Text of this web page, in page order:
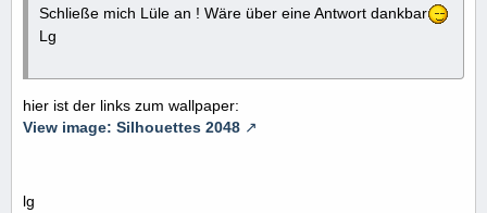
Schließe mich Lüle an ! Wäre über eine Antwort dankbar
Lg
hier ist der links zum wallpaper:
View image: Silhouettes 2048
lg